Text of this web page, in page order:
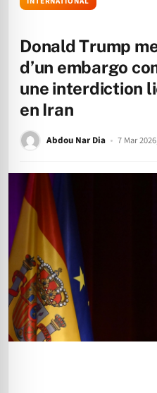
Donald Trump
d’un embargo
une interdiction
en Iran
Abdou Nar Dia 7 Mar